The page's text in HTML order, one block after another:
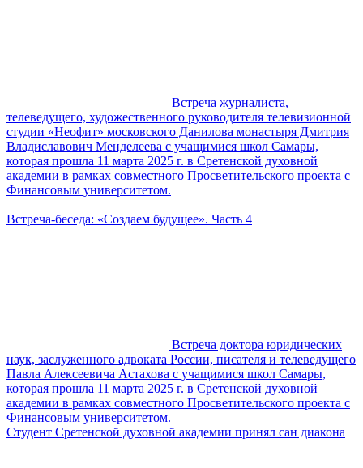
Встреча журналиста,
телеведущего, художественного руководителя телевизионной
студии «Неофит» московского Данилова монастыря Дмитрия
Владиславович Менделеева с учащимися школ Самары,
которая прошла 11 марта 2025 г. в Сретенской духовной
академии в рамках совместного Просветительского проекта с
Финансовым университетом.
Встреча-беседа: «Создаем будущее». Часть 4
Встреча доктора юридических
наук, заслуженного адвоката России, писателя и телеведущего
Павла Алексеевича Астахова с учащимися школ Самары,
которая прошла 11 марта 2025 г. в Сретенской духовной
академии в рамках совместного Просветительского проекта с
Финансовым университетом.
Студент Сретенской духовной академии принял сан диакона